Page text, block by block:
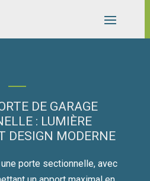
DE GARAGE
: LUMIÈRE
DESIGN MODERNE
porte sectionnelle, avec